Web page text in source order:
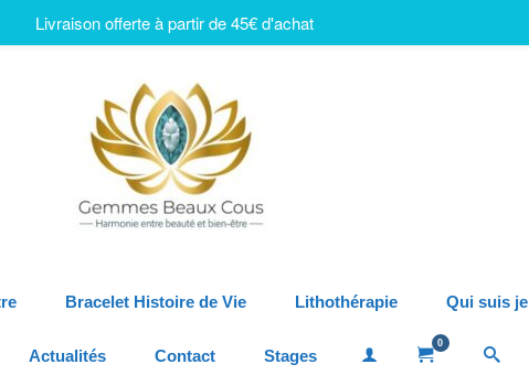
Bracelet Histoire de Vie Lithothérapie Qui suis
Actualités Contact Stages
0
Livraison offerte à partir de 45€ d'achat